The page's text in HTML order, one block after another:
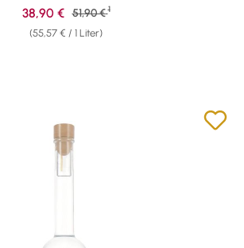
(55,57 € / 1 Liter)
Verkaufspreis:
38,90 € Regulärer Preis:
51,90 € 1